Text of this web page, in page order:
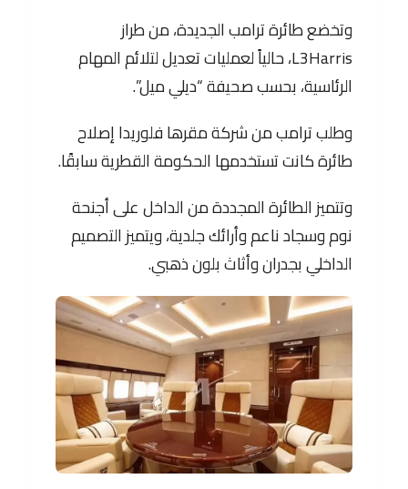
وتخضع طائرة ترامب الجديدة، من طراز
L3Harris، حالياً لعمليات تعديل لتلائم المهام
الرئاسية، بحسب صحيفة “ديلي ميل”.
وطلب ترامب من شركة مقرها فلوريدا إصلاح
طائرة كانت تستخدمها الحكومة القطرية سابقًا.
وتتميز الطائرة المجددة من الداخل على أجنحة
نوم وسجاد ناعم وأرائك جلدية، ويتميز التصميم
الداخلي بجدران وأثاث بلون ذهبي.